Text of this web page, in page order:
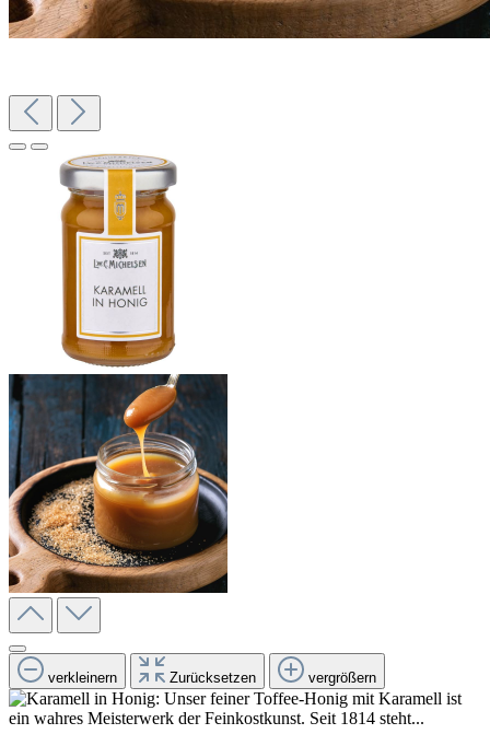
verkleinern Zurücksetzen vergrößern